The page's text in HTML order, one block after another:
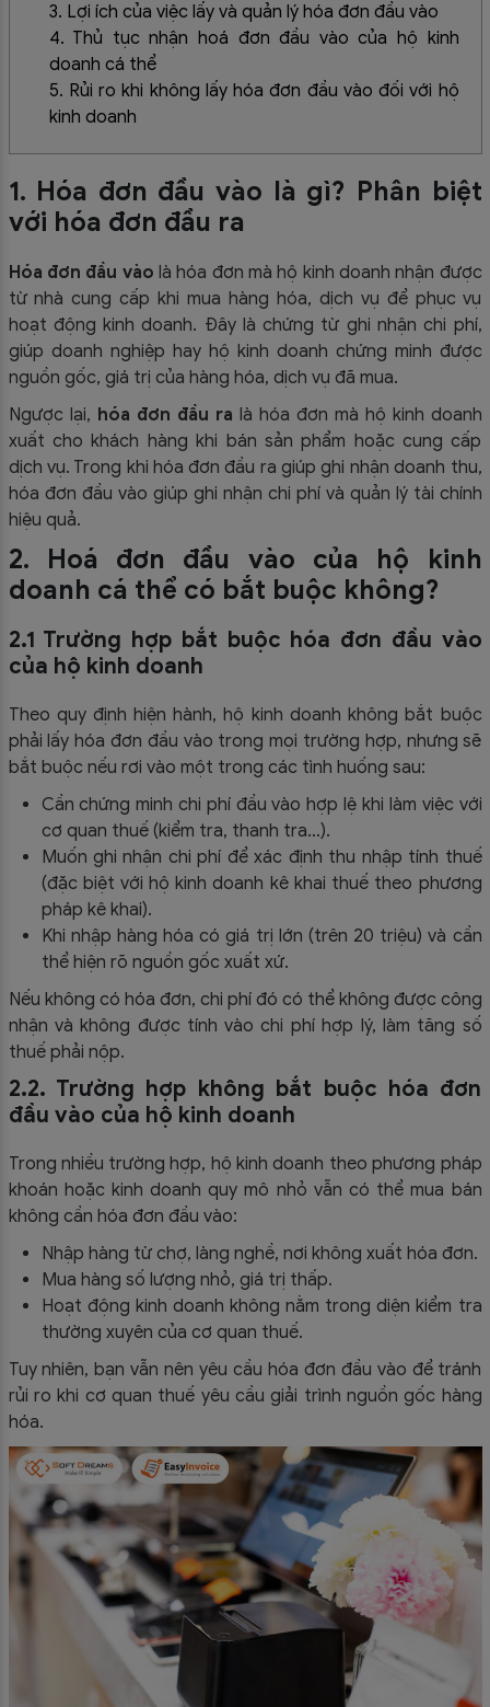
3. Lợi ích của việc lấy và quản lý hóa đơn đầu vào
4. Thủ tục nhận hoá đơn đầu vào của hộ kinh
doanh cá thể
5. Rủi ro khi không lấy hóa đơn đầu vào đối với hộ
kinh doanh
1. Hóa đơn đầu vào là gì? Phân biệt
với hóa đơn đầu ra
Hóa đơn đầu vào là hóa đơn mà hộ kinh doanh nhận được
từ nhà cung cấp khi mua hàng hóa, dịch vụ để phục vụ
hoạt động kinh doanh. Đây là chứng từ ghi nhận chi phí,
giúp doanh nghiệp hay hộ kinh doanh chứng minh được
nguồn gốc, giá trị của hàng hóa, dịch vụ đã mua.
Ngược lại, hóa đơn đầu ra là hóa đơn mà hộ kinh doanh
xuất cho khách hàng khi bán sản phẩm hoặc cung cấp
dịch vụ. Trong khi hóa đơn đầu ra giúp ghi nhận doanh thu,
hóa đơn đầu vào giúp ghi nhận chi phí và quản lý tài chính
hiệu quả.
2. Hoá đơn đầu vào của hộ kinh
doanh cá thể có bắt buộc không?
2.1 Trường hợp bắt buộc hóa đơn đầu vào
của hộ kinh doanh
Theo quy định hiện hành, hộ kinh doanh không bắt buộc
phải lấy hóa đơn đầu vào trong mọi trường hợp, nhưng sẽ
bắt buộc nếu rơi vào một trong các tình huống sau:
Cần chứng minh chi phí đầu vào hợp lệ khi làm việc với
cơ quan thuế (kiểm tra, thanh tra…).
Muốn ghi nhận chi phí để xác định thu nhập tính thuế
(đặc biệt với hộ kinh doanh kê khai thuế theo phương
pháp kê khai).
Khi nhập hàng hóa có giá trị lớn (trên 20 triệu) và cần
thể hiện rõ nguồn gốc xuất xứ.
Nếu không có hóa đơn, chi phí đó có thể không được công
nhận và không được tính vào chi phí hợp lý, làm tăng số
thuế phải nộp.
2.2. Trường hợp không bắt buộc hóa đơn
đầu vào của hộ kinh doanh
Trong nhiều trường hợp, hộ kinh doanh theo phương pháp
khoán hoặc kinh doanh quy mô nhỏ vẫn có thể mua bán
không cần hóa đơn đầu vào:
Nhập hàng từ chợ, làng nghề, nơi không xuất hóa đơn.
Mua hàng số lượng nhỏ, giá trị thấp.
Hoạt động kinh doanh không nằm trong diện kiểm tra
thường xuyên của cơ quan thuế.
Tuy nhiên, bạn vẫn nên yêu cầu hóa đơn đầu vào để tránh
rủi ro khi cơ quan thuế yêu cầu giải trình nguồn gốc hàng
hóa.